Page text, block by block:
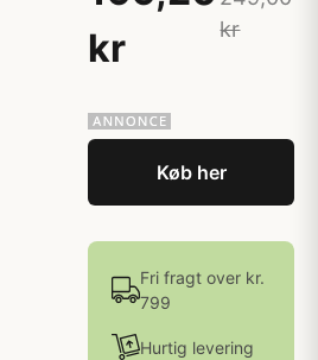
kr
kr
Køb her
Fri fragt over kr.
799
Hurtig levering